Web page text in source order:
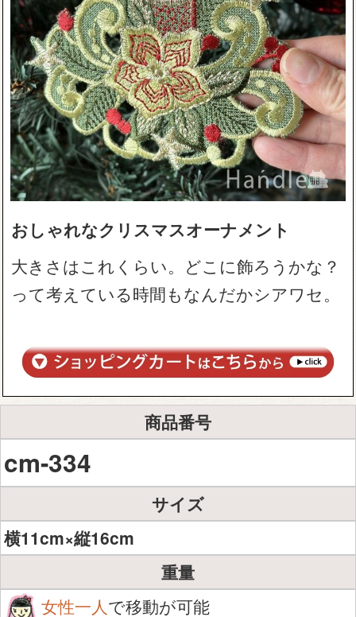
おしゃれなクリスマスオーナメント
大きさはこれくらい。どこに飾ろうかな？
って考えている時間もなんだかシアワセ。
商品番号
cm-334
サイズ
横11cm×縦16cm
重量
女性一人で移動が可能